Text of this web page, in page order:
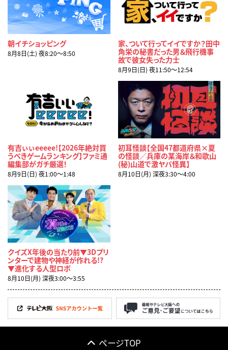
朝イチショッピング
8月8日(土) 夜8:20〜8:50
家、ついて行ってイイですか？田中
角栄の秘書だった男＆飛行機事
故で彼女失った力士
8月9日(日) 夜11:50〜12:54
有吉ぃぃeeeee!【2026年絶対買
うべきゲームランキング】ファミ通
編集部がガチ厳選！
8月9日(日) 夜1:00〜1:48
初耳怪談【全国47都道府県×夏
の怪談／兵庫の某海岸＆和歌山
(秘)山道で激ヤバ怪異】
8月10日(月) 深夜3:30〜4:00
クイズX年後の当たり前▼3Dプリ
ンターで建物や神経が作れる!?
▼進化する人型ロボ
8月10日(月) 深夜3:00〜3:55
ページTOP